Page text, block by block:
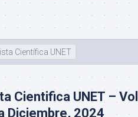
Científica UNET
Cientifica UNET –
Diciembre, 2024